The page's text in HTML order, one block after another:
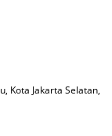
Kota Jakarta Selatan,